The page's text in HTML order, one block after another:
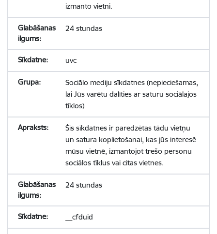
izmanto vietni.
24 stundas
uvc
Sociālo mediju sīkdatnes (nepieciešamas,
lai Jūs varētu dalīties ar saturu sociālajos
tīklos)
Šīs sīkdatnes ir paredzētas tādu vietņu
un satura koplietošanai, kas jūs interesē
mūsu vietnē, izmantojot trešo personu
sociālos tīklus vai citas vietnes.
24 stundas
__cfduid